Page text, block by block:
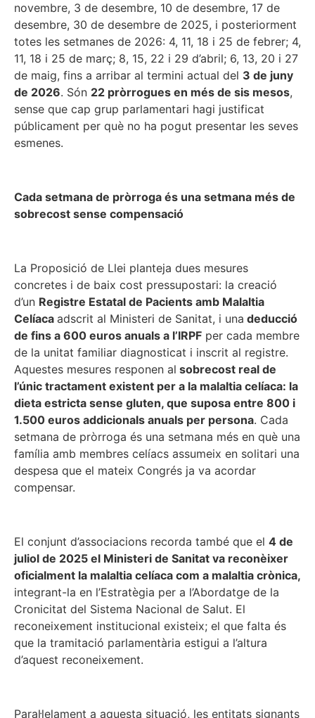
novembre, 3 de desembre, 10 de desembre, 17 de
desembre, 30 de desembre de 2025, i posteriorment
totes les setmanes de 2026: 4, 11, 18 i 25 de febrer; 4,
11, 18 i 25 de març; 8, 15, 22 i 29 d’abril; 6, 13, 20 i 27
de maig, fins a arribar al termini actual del 3 de juny
de 2026. Són 22 pròrrogues en més de sis mesos,
sense que cap grup parlamentari hagi justificat
públicament per què no ha pogut presentar les seves
esmenes.
Cada setmana de pròrroga és una setmana més de
sobrecost sense compensació
La Proposició de Llei planteja dues mesures
concretes i de baix cost pressupostari: la creació
d’un Registre Estatal de Pacients amb Malaltia
Celíaca adscrit al Ministeri de Sanitat, i una deducció
de fins a 600 euros anuals a l’IRPF per cada membre
de la unitat familiar diagnosticat i inscrit al registre.
Aquestes mesures responen al sobrecost real de
l’únic tractament existent per a la malaltia celíaca: la
dieta estricta sense gluten, que suposa entre 800 i
1.500 euros addicionals anuals per persona. Cada
setmana de pròrroga és una setmana més en què una
família amb membres celíacs assumeix en solitari una
despesa que el mateix Congrés ja va acordar
compensar.
El conjunt d’associacions recorda també que el 4 de
juliol de 2025 el Ministeri de Sanitat va reconèixer
oficialment la malaltia celíaca com a malaltia crònica,
integrant-la en l’Estratègia per a l’Abordatge de la
Cronicitat del Sistema Nacional de Salut. El
reconeixement institucional existeix; el que falta és
que la tramitació parlamentària estigui a l’altura
d’aquest reconeixement.
Paral·lelament a aquesta situació, les entitats signants